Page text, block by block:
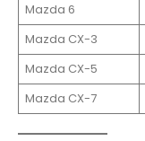
Mazda 6
Mazda CX-3
Mazda CX-5
Mazda CX-7